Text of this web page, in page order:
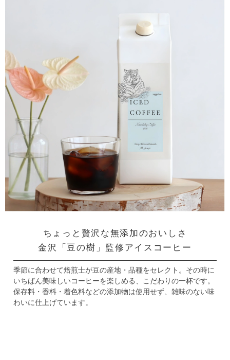
ちょっと贅沢な無添加のおいしさ
金沢「豆の樹」監修アイスコーヒー
季節に合わせて焙煎士が豆の産地・品種をセレクト。 その時に
いちばん美味しいコーヒーを楽しめる、こだわりの一杯です。
保存料・香料・着色料などの添加物は使用せず、雑味のない味
わいに仕上げています。